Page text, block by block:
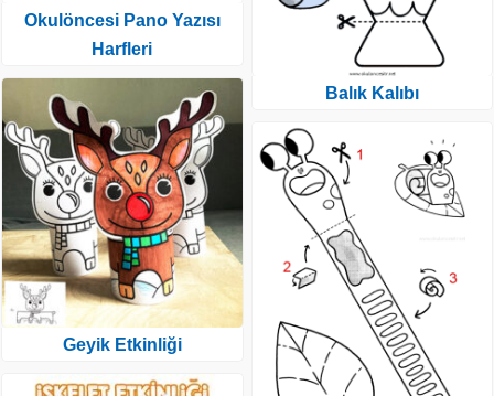
Okulöncesi Pano Yazısı
Harfleri
Geyik Etkinliği
Balık Kalıbı